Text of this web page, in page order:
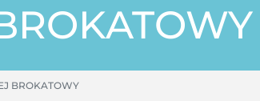
BROKATOWY